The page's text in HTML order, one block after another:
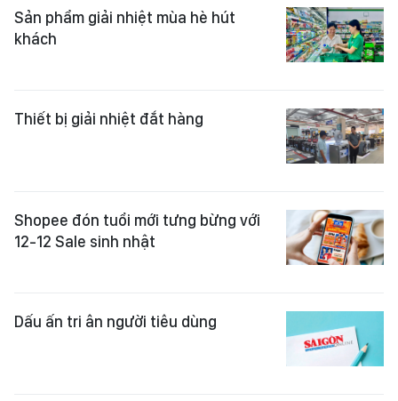
Sản phẩm giải nhiệt mùa hè hút
khách
Thiết bị giải nhiệt đắt hàng
Shopee đón tuổi mới tưng bừng với
12-12 Sale sinh nhật
Dấu ấn tri ân người tiêu dùng